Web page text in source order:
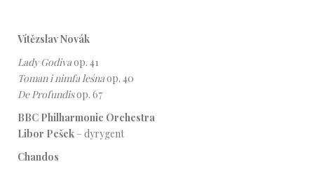
Vítězslav Novák
Lady Godivaop. 41
Toman i nimfa leśnaop. 40
De Profundisop. 67
BBC Philharmonic Orchestra
Libor Pešek – dyrygent
Chandos